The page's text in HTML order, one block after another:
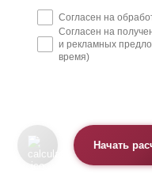
Согласен на
Согласен на
и рекламных
время)
Начать